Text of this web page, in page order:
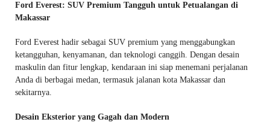
Ford Everest: SUV Premium Tangguh untuk Petualangan di
Makassar
Ford Everest hadir sebagai SUV premium yang menggabungkan
ketangguhan, kenyamanan, dan teknologi canggih. Dengan desain
maskulin dan fitur lengkap, kendaraan ini siap menemani perjalanan
Anda di berbagai medan, termasuk jalanan kota Makassar dan
sekitarnya.
Desain Eksterior yang Gagah dan Modern